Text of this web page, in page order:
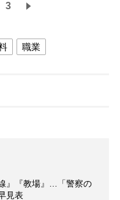
3
職業
』『教場』…「警察の
見表